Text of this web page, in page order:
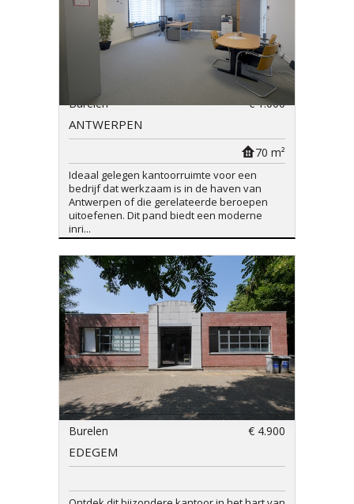
Burelen € 1.000
ANTWERPEN
70 m²
Ideaal gelegen kantoorruimte voor een
bedrijf dat werkzaam is in de haven van
Antwerpen of die gerelateerde beroepen
uitoefenen. Dit pand biedt een moderne
inri...
Burelen € 4.900
EDEGEM